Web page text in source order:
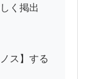
く掲出
ス】する